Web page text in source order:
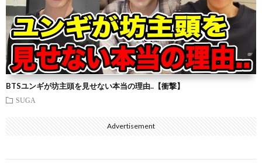
BTSユンギが坊主頭を見せない本当の理由..【衝撃】
SUGA
Advertisement